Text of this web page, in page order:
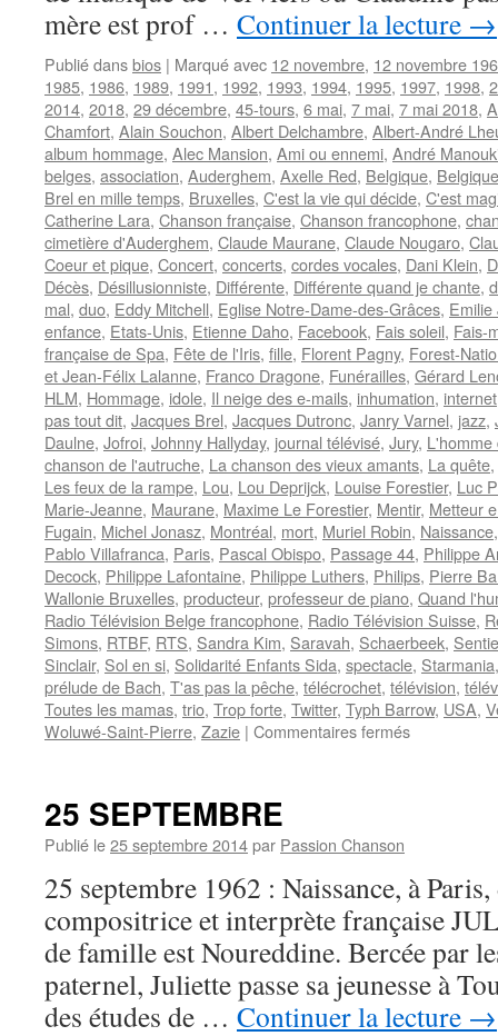
mère est prof … Continuer la lecture →
Publié dansbios | Marqué avec 12 novembre, 12 novembre
1985, 1986, 1989, 1991, 1992, 1993, 1994, 1995, 1997, 1998,
2014, 2018, 29 décembre, 45-tours, 6 mai, 7 mai, 7 mai 2018,
Chamfort, Alain Souchon, Albert Delchambre, Albert-André
album hommage, Alec Mansion, Ami ou ennemi, André
belges, association, Auderghem, Axelle Red, Belgique,
Brel en mille temps, Bruxelles, C'est la vie qui décide, C'est
Catherine Lara, Chanson française, Chanson francophone,
cimetière d'Auderghem, Claude Maurane, Claude Nougaro,
Coeur et pique, Concert, concerts, cordes vocales, Dani Klein,
Décès, Désillusionniste, Différente, Différente quand je chante,
mal, duo, Eddy Mitchell, Eglise Notre-Dame-des-Grâces, Emilie
enfance, Etats-Unis, Etienne Daho, Facebook, Fais soleil, Fais-
française de Spa, Fête de l'Iris, fille, Florent Pagny, Forest-
et Jean-Félix Lalanne, Franco Dragone, Funérailles, Gérard
HLM, Hommage, idole, Il neige des e-mails, inhumation, internet
pas tout dit, Jacques Brel, Jacques Dutronc, Janry Varnel, jazz,
Daulne, Jofroi, Johnny Hallyday, journal télévisé, Jury, L'homme
chanson de l'autruche, La chanson des vieux amants, La quête,
Les feux de la rampe, Lou, Lou Deprijck, Louise Forestier, Luc
Marie-Jeanne, Maurane, Maxime Le Forestier, Mentir, Metteur
Fugain, Michel Jonasz, Montréal, mort, Muriel Robin, Naissance
Pablo Villafranca, Paris, Pascal Obispo, Passage 44, Philippe
Decock, Philippe Lafontaine, Philippe Luthers, Philips, Pierre
Wallonie Bruxelles, producteur, professeur de piano, Quand
Radio Télévision Belge francophone, Radio Télévision Suisse,
Simons, RTBF, RTS, Sandra Kim, Saravah, Schaerbeek,
Sinclair, Sol en si, Solidarité Enfants Sida, spectacle, Starmania
prélude de Bach, T'as pas la pêche, télécrochet, télévision,
Toutes les mamas, trio, Trop forte, Twitter, Typh Barrow, USA,
Woluwé-Saint-Pierre, Zazie | Commentaires ferméssur
25 SEPTEMBRE
Publié le25 septembre 2014par Passion Chanson
25 septembre 1962 : Naissance, à
compositrice et interprète française
de famille est Noureddine. Bercée par
paternel, Juliette passe sa jeunesse à
des études de … Continuer la lecture →